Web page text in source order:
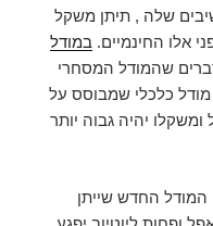
שלה , תיתן משקל
אלו החינמיים. במודל
שהמודל המסחרי
מודל כלכלי שמבוסס על
יהיה גבוה יותר
המודל החדש שייתן